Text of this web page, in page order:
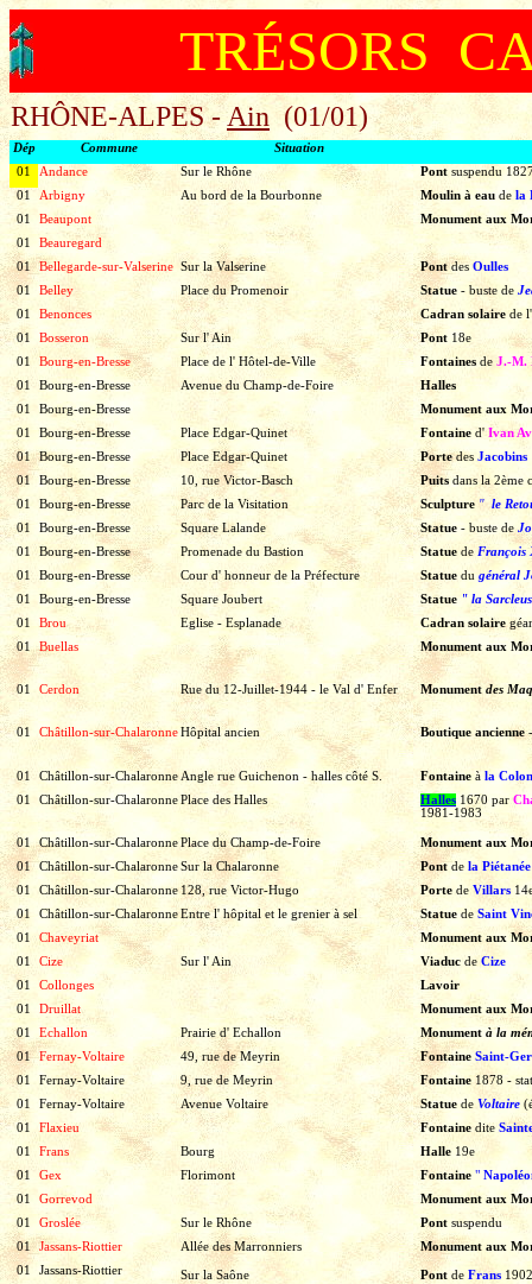
TRÉSORS
RHÔNE-ALPES -Ain (01/01)
Dép Commune
Situation
01
Andance Sur le Rhône Pont suspendu
01
Arbigny Au bord de la Bourbonne Moulin à eau de la
01
Beaupont
Monument aux
01
Beauregard
01
Bellegarde-sur-Valserine Sur la Valserine Pont des Oulles
01
Belley Place du Promenoir Statue - buste de
01
Benonces Cadran solaire de
01
Bosseron Sur l' Ain Pont 18e
01
Bourg-en-Bresse Place de l' Hôtel-de-Ville Fontaines de J.-M.
01
Bourg-en-Bresse Avenue du Champ-de-Foire
Halles
01
Bourg-en-Bresse
Monument aux
01
Bourg-en-Bresse Place Edgar-Quinet Fontaine d' Ivan
01
Bourg-en-Bresse Place Edgar-Quinet Portedes Jacobins
01
Bourg-en-Bresse 10, rue Victor-Basch Puits dans la 2ème
01
Bourg-en-Bresse Parc de la Visitation Sculpture "le
01
Bourg-en-Bresse Square Lalande Statue - buste de
01
Bourg-en-Bresse Promenade du Bastion Statue de François
01
Bourg-en-Bresse Cour d' honneur de la Préfecture Statue du général
01
Bourg-en-Bresse Square Joubert Statue " la
01
Brou Eglise - Esplanade Cadran solaire
01
Buellas Monument aux
01 Cerdon Rue du 12-Juillet-1944 - le Val d' Enfer Monument des
01 Châtillon-sur-ChalaronneHôpital ancien Boutique ancienne-
01 Châtillon-sur-Chalaronne Angle rue Guichenon - halles côté S. Fontaine à la
01
Châtillon-sur-ChalaronnePlace des Halles Halles 1670 par
1981-1983
01 Châtillon-sur-ChalaronnePlace du Champ-de-Foire
Monument aux
01
Châtillon-sur-ChalaronneSur la Chalaronne Pontde la Piétanée
01
Châtillon-sur-Chalaronne 128, rue Victor-Hugo Porte de Villars
01
Châtillon-sur-ChalaronneEntre l' hôpital et le grenier à sel Statue de Saint
01
Chaveyriat
Monument aux
01
Cize Sur l' Ain Viaduc de Cize
01
Collonges
Lavoir
01
Druillat
Monument aux
01
Echallon Prairie d' Echallon Monument à la
01
Fernay-Voltaire 49, rue de Meyrin Fontaine Saint-
01
Fernay-Voltaire 9, rue de Meyrin Fontaine 1878 -
01
Fernay-Voltaire Avenue Voltaire Statue de Voltaire
01
Flaxieu Fontaine dite
01
Frans Bourg Halle 19e
01
Gex Florimont Fontaine "
01
Gorrevod
Monument aux
01
Groslée Sur le Rhône Pont suspendu
01
Jassans-Riottier Allée des Marronniers
Monument aux
01
Jassans-Riottier Sur la Saône Pont de Frans 1902